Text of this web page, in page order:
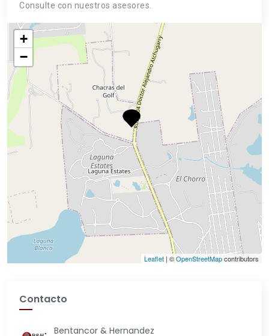
Consulte con nuestros asesores.
+
−
Leaflet | ©OpenStreetMapcontributors
Contacto
Bentancor & Hernandez